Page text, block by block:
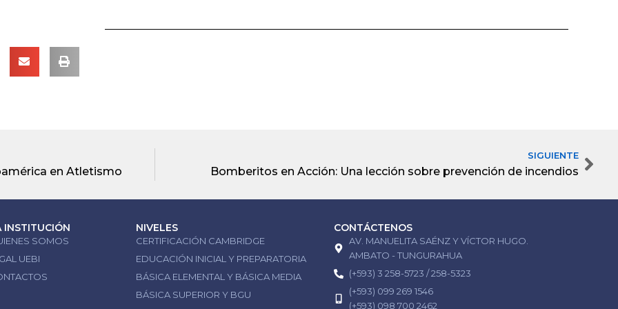
en Atletismo
SIGUIENTE
Bomberitos en Acción: Una lección sobre prevención de incendios
INSTITUCIÓN
SOMOS
UEBI
NIVELES
CERTIFICACIÓN CAMBRIDGE
EDUCACIÓN INICIAL Y PREPARATORIA
BÁSICA ELEMENTAL Y BÁSICA MEDIA
BÁSICA SUPERIOR Y BGU
CONTÁCTENOS
AV. MANUELITA SAÉNZ Y VÍCTOR HUGO.
AMBATO - TUNGURAHUA
(+593) 3 258-5723 / 258-5323
(+593) 099 269 1546
(+593) 098 700 2462